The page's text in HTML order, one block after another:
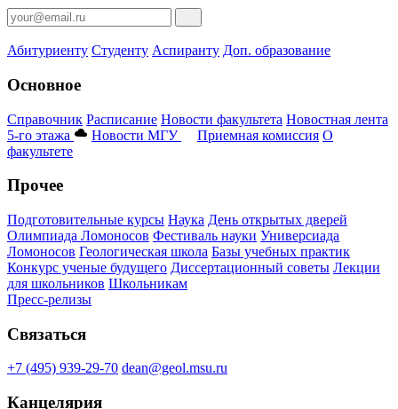
Абитуриенту Студенту Аспиранту Доп. образование
Основное
Справочник Расписание Новости факультета Новостная лента
5-го этажа
Новости МГУ Приемная комиссия О
факультете
Прочее
Подготовительные курсы Наука День открытых дверей
Олимпиада Ломоносов Фестиваль науки Универсиада
Ломоносов Геологическая школа Базы учебных практик
Конкурс ученые будущего Диссертационный советы Лекции
для школьников Школьникам
Пресс-релизы
Связаться
+7 (495) 939-29-70 dean@geol.msu.ru
Канцелярия